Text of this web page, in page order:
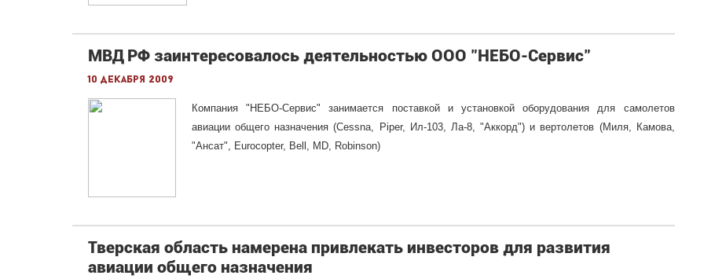
МВД РФ заинтересовалось деятельностью ООО "НЕБО-Сервис"
10 декабря 2009
Компания "НЕБО-Сервис" занимается поставкой и установкой оборудования для самолетов
авиации общего назначения (Cessna, Piper, Ил-103, Ла-8, "Аккорд") и вертолетов (Миля, Камова,
"Ансат", Eurocopter, Bell, MD, Robinson)
Тверская область намерена привлекать инвесторов для развития
авиации общего назначения